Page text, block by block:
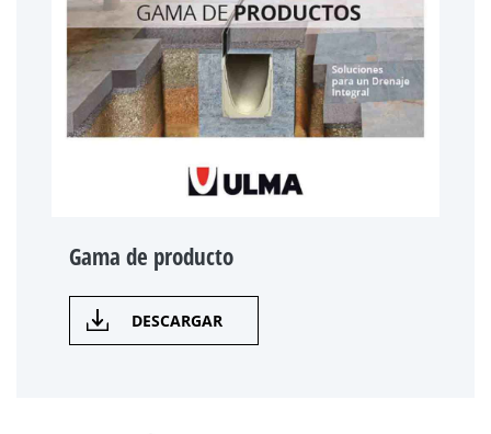
Gama de producto
DESCARGAR